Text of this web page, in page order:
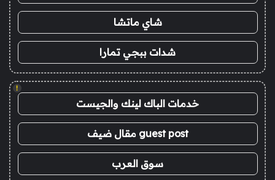
شاي ماتشا
شدات ببجي تمارا
!
خدمات الباك لينك والجيست
guest post مقال ضيف
سوق العرب